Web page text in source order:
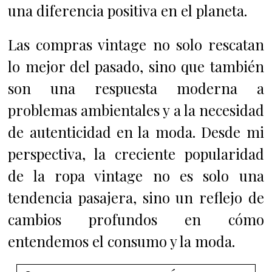
una diferencia positiva en el planeta.
Las compras vintage no solo rescatan
lo mejor del pasado, sino que también
son una respuesta moderna a
problemas ambientales y a la necesidad
de autenticidad en la moda. Desde mi
perspectiva, la creciente popularidad
de la ropa vintage no es solo una
tendencia pasajera, sino un reflejo de
cambios profundos en cómo
entendemos el consumo y la moda.